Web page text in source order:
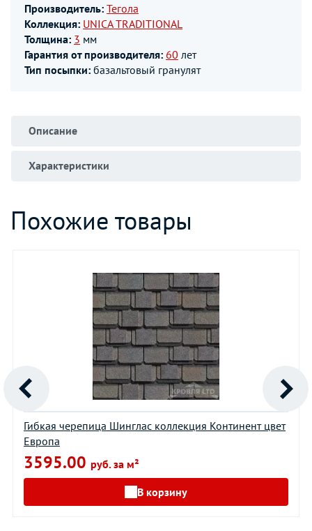
Производитель: Тегола
Коллекция: UNICA TRADITIONAL
Толщина: 3 мм
Гарантия от производителя: 60 лет
Тип посыпки: базальтовый гранулят
Описание
Характеристики
Похожие товары
Гибкая черепица Шинглас коллекция Континент цвет
Европа
3595.00 руб. за м²
В корзину